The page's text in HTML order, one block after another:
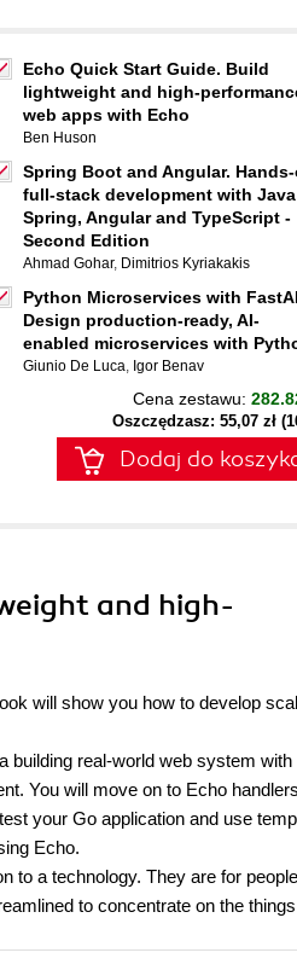
Echo Quick Start Guide. Build
lightweight and high-
web apps with Echo
Ben Huson
Spring Boot and Angular.
full-stack development with
Spring, Angular and TypeScript -
Second Edition
Ahmad Gohar, Dimitrios Kyriakakis
Python Microservices with
Design production-ready, AI-
enabled microservices with
Giunio De Luca, Igor Benav
Cena zestawu:
Oszczędzasz: 55,07 zł
Dodaj do
and high-
will show you how to develop
building real-world web system with
You will move on to Echo
your Go application and use
Echo.
to a technology. They are for
to concentrate on the